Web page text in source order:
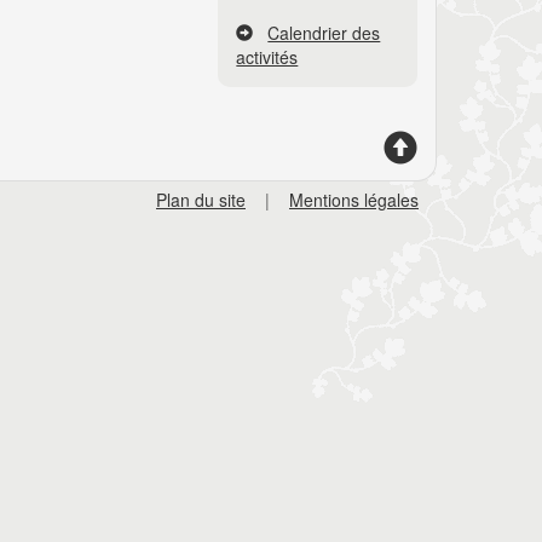
Calendrier des
activités
Plan du site | Mentions légales